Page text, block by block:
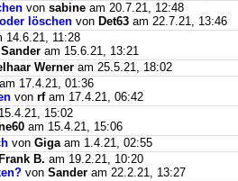
von sabine am 20.7.21, 12:48
löschen von Det63 am 22.7.21, 13:46
14.6.21, 11:28
Sander am 15.6.21, 13:21
Werner am 25.5.21, 18:02
17.4.21, 01:36
von rfam 17.4.21, 06:42
15:02
am 15.4.21, 15:06
von Gigaam 1.4.21, 02:55
Frank B. am 19.2.21, 10:20
von Sander am 22.2.21, 13:27